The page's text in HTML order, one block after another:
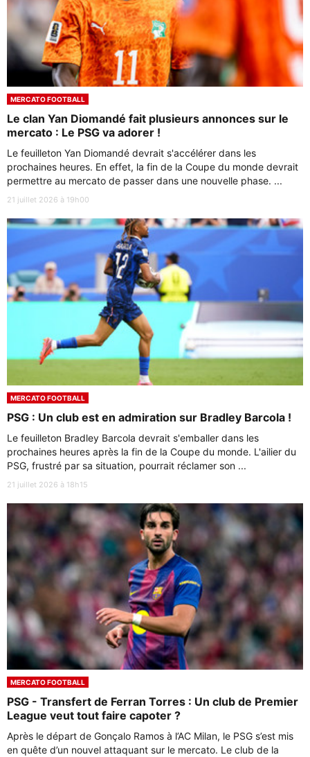
MERCATO FOOTBALL
Le clan Yan Diomandé fait plusieurs annonces sur le
mercato : Le PSG va adorer !
Le feuilleton Yan Diomandé devrait s'accélérer dans les
prochaines heures. En effet, la fin de la Coupe du monde devrait
permettre au mercato de passer dans une nouvelle phase. ...
21 juillet 2026 à 19h00
MERCATO FOOTBALL
PSG : Un club est en admiration sur Bradley Barcola !
Le feuilleton Bradley Barcola devrait s'emballer dans les
prochaines heures après la fin de la Coupe du monde. L'ailier du
PSG, frustré par sa situation, pourrait réclamer son ...
21 juillet 2026 à 18h15
MERCATO FOOTBALL
PSG - Transfert de Ferran Torres : Un club de Premier
League veut tout faire capoter ?
Après le départ de Gonçalo Ramos à l’AC Milan, le PSG s’est mis
en quête d’un nouvel attaquant sur le mercato. Le club de la